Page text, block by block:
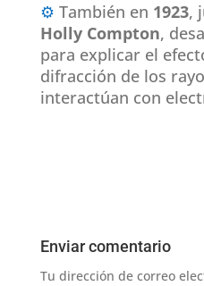
⚙ También en 1923,
Holly Compton,
para explicar el
difracción de los
interactúan con
Enviar comentario
Tu dirección de correo